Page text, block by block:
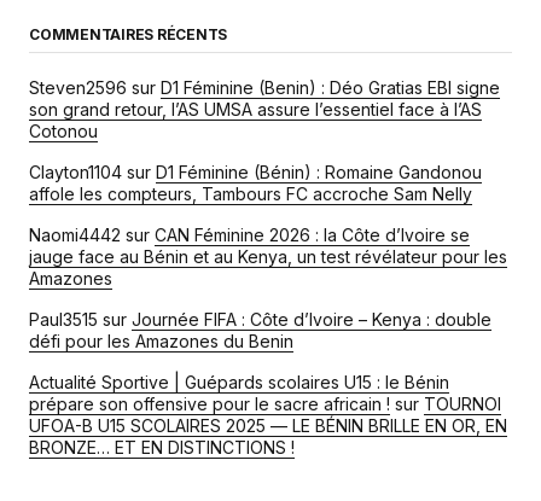
COMMENTAIRES RÉCENTS
Steven2596 sur D1 Féminine (Benin) : Déo Gratias EBI signe
son grand retour, l’AS UMSA assure l’essentiel face à l’AS
Cotonou
Clayton1104 sur D1 Féminine (Bénin) : Romaine Gandonou
affole les compteurs, Tambours FC accroche Sam Nelly
Naomi4442 sur CAN Féminine 2026 : la Côte d’Ivoire se
jauge face au Bénin et au Kenya, un test révélateur pour les
Amazones
Paul3515 sur Journée FIFA : Côte d’Ivoire – Kenya : double
défi pour les Amazones du Benin
Actualité Sportive | Guépards scolaires U15 : le Bénin
prépare son offensive pour le sacre africain ! sur TOURNOI
UFOA-B U15 SCOLAIRES 2025 — LE BÉNIN BRILLE EN OR, EN
BRONZE… ET EN DISTINCTIONS !